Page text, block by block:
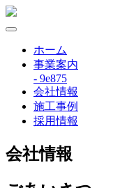
ホーム
事業案内
- 9e875
会社情報
施工事例
採用情報
会社情報